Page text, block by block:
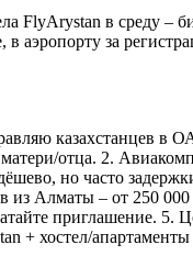
FlyArystan в среду –
аэропорту за
казахстанцев
отца. 2.
но часто
Алматы – от 250
приглашение. 5.
+ хостел/